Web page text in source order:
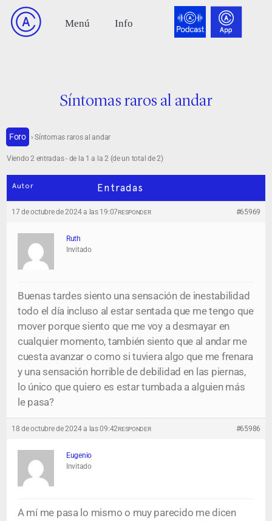
Síntomas raros al andar
Foro › Síntomas raros al andar
Viendo 2 entradas - de la 1 a la 2 (de un total de 2)
Autor Entradas
17 de octubre de 2024 a las 19:07 #65969
RESPONDER
Ruth
Invitado
Buenas tardes siento una sensación de inestabilidad
todo el día incluso al estar sentada que me tengo que
mover porque siento que me voy a desmayar en
cualquier momento, también siento que al andar me
cuesta avanzar o como si tuviera algo que me frenara
y una sensación horrible de debilidad en las piernas,
lo único que quiero es estar tumbada a alguien más
le pasa?
18 de octubre de 2024 a las 09:42 #65986
RESPONDER
Eugenio
Invitado
A mí me pasa lo mismo o muy parecido me dicen